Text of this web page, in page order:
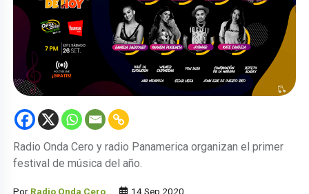
Radio Onda Cero y radio Panamerica organizan el primer
festival de música del año.
Por Radio Onda Cero 14 Sep 2020